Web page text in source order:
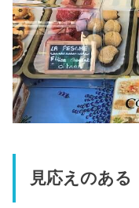
見応えのある